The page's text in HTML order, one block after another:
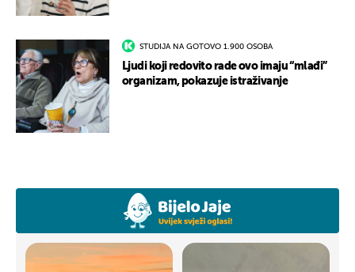
STUDIJA NA GOTOVO 1.900 OSOBA
Ljudi koji redovito rade ovo imaju “mlađi”
organizam, pokazuje istraživanje